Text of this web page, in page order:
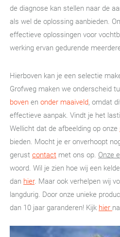
de diagnose kan stellen naar de
als wel de oplossing aanbieden.
effectieve oplossingen voor
werking ervan gedurende
Hierboven kan je een selectie
Grofweg maken we onderscheid
boven en onder maaiveld, omdat
effectieve aanpak. Vindt je het
Wellicht dat de afbeelding op onze
bieden. Mocht je er onverhoopt
gerust contact met ons op. Onze
woord. Wil je zien hoe wij een
dan hier. Maar ook verhelpen wij
langdurig. Door onze unieke
dan 10 jaar garanderen! Kijk hier